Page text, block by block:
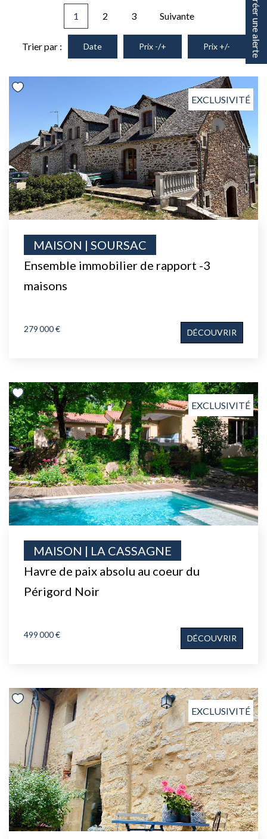
Créer une alerte
1 2 3 Suivante
Trier par : Date Prix -/+ Prix +/-
EXCLUSIVITÉ
Ensemble immobilier de rapport -3
maisons
MAISON | SOURSAC
279 000 € DÉCOUVRIR
EXCLUSIVITÉ
Havre de paix absolu au coeur du
Périgord Noir
MAISON | LA CASSAGNE
499 000 € DÉCOUVRIR
EXCLUSIVITÉ